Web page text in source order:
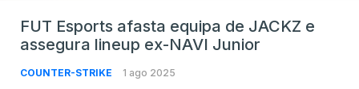
FUT Esports afasta equipa de JACKZ e
assegura lineup ex-NAVI Junior
COUNTER-STRIKE 1 ago 2025